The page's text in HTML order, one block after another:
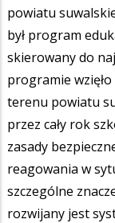
powiatu
był program
skierowany do
programie
terenu powiatu
przez cały rok
zasady
reagowania w
szczególne
rozwijany jest